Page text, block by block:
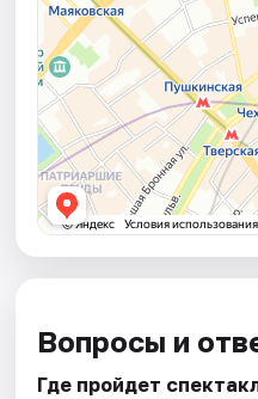
Вопросы и
Где пройдет